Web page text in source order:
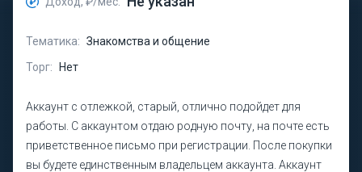
Тематика: Знакомства и общение
Торг:
Нет
Аккаунт с отлежкой, старый, отлично подойдет для
работы. С аккаунтом отдаю родную почту, на почте есть
приветственное письмо при регистрации. После покупки
вы будете единственным владельцем аккаунта. Аккаунт